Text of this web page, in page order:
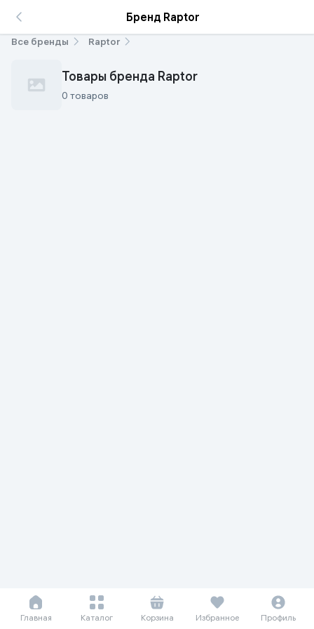
Бренд Raptor
Все бренды Raptor
Товары бренда Raptor
0 товаров
Главная Каталог Корзина Избранное Профиль